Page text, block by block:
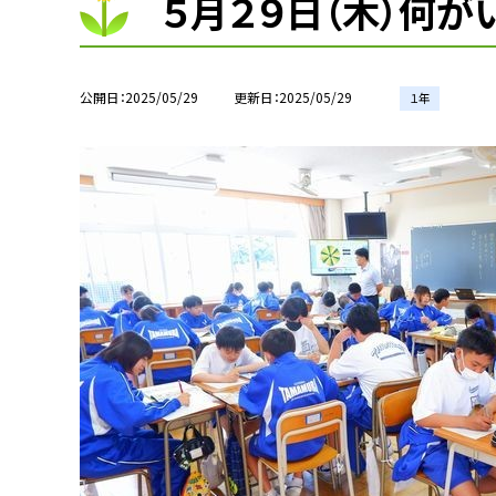
５月２９日（木）何が
公開日 2025/05/29 更新日 2025/05/29 １年